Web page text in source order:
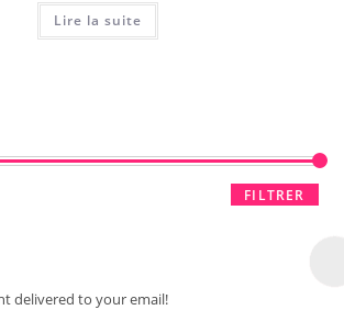
Lire la suite
FILTRER
delivered to your email!